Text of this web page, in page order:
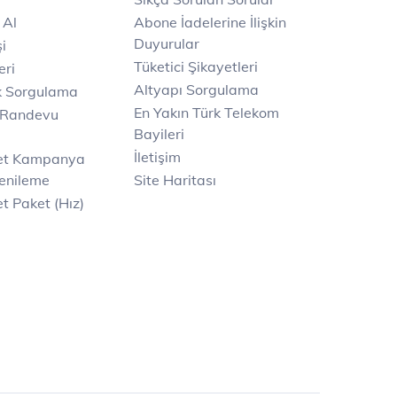
Sorgulama
Kampanya
Paket (Hız)
Abone İadelerine İlişkin
Duyurular
Tüketici Şikayetleri
Altyapı Sorgulama
En Yakın Türk Telekom
Bayileri
İletişim
Site Haritası